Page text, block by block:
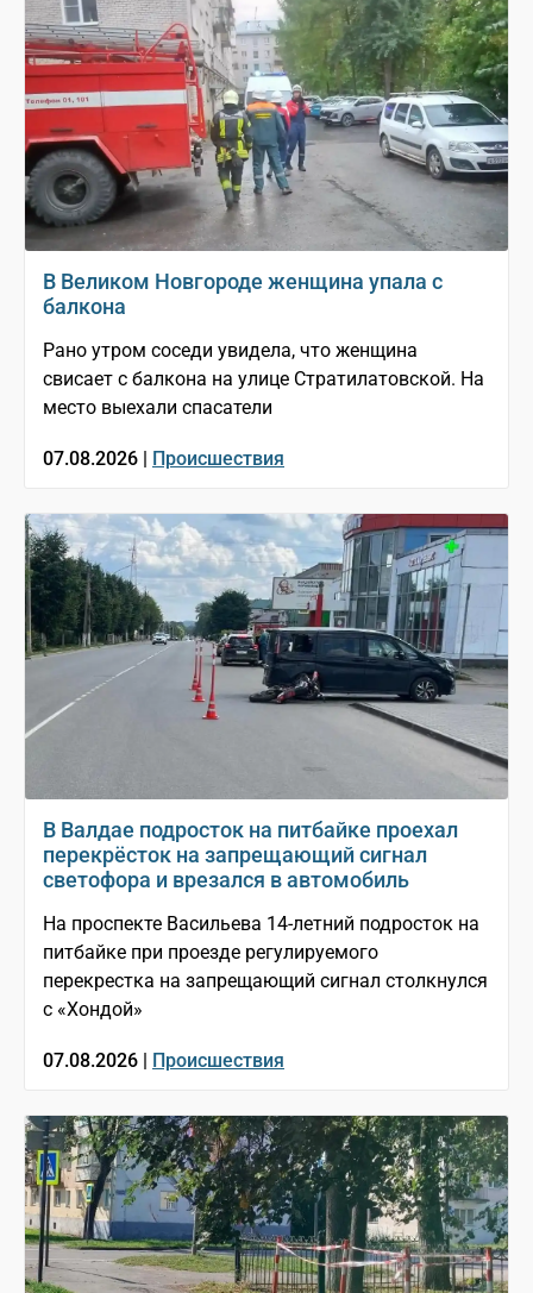
В Великом Новгороде женщина упала с
балкона
Рано утром соседи увидела, что женщина
свисает с балкона на улице Стратилатовской. На
место выехали спасатели
07.08.2026 | Происшествия
В Валдае подросток на питбайке проехал
перекрёсток на запрещающий сигнал
светофора и врезался в автомобиль
На проспекте Васильева 14-летний подросток на
питбайке при проезде регулируемого
перекрестка на запрещающий сигнал столкнулся
с «Хондой»
07.08.2026 | Происшествия